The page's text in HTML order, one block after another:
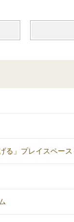
る」プレイスペース